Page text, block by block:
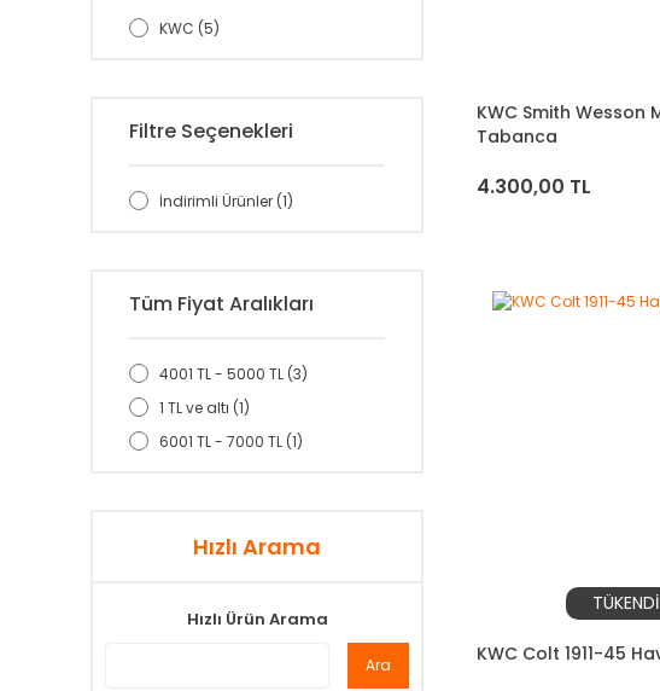
KWC (5)
Filtre Seçenekleri
İndirimli Ürünler (1)
Tüm Fiyat Aralıkları
4001 TL - 5000 TL (3)
1 TL ve altı (1)
6001 TL - 7000 TL (1)
Hızlı Arama
Hızlı Ürün Arama
Ara
KWC Smith Wesson
Tabanca
4.300,00 TL
TÜKENDİ
KWC Colt 1911-45